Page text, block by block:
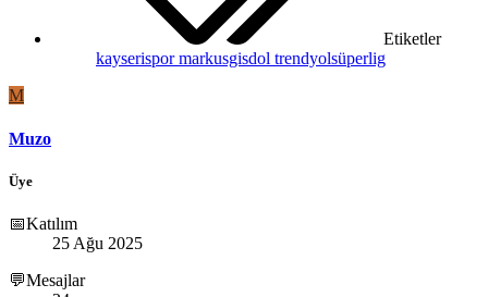
Etiketler
kayserispormarkusgisdol trendyolsüperlig
M
Muzo
Üye
📅Katılım
25 Ağu 2025
💬Mesajlar